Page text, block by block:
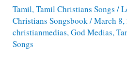
Tamil,Tamil Christians Songs /
Christians Songsbook/March
christianmedias,God Medias,
Songs